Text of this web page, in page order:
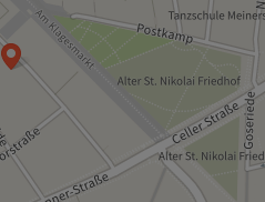
sagen
Freundlich